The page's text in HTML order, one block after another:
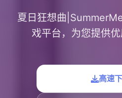
夏日狂想曲
戏平台，为您提供优
高速